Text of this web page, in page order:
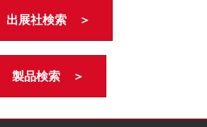
出展社検索 ＞
製品検索 ＞